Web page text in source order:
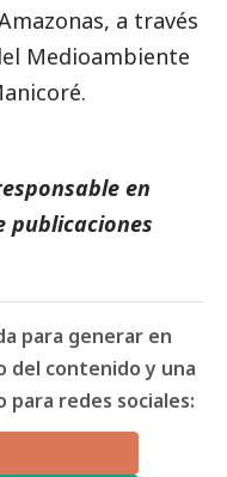
a través
Medioambiente
en
publicaciones
para generar en
del contenido y una
redes sociales: